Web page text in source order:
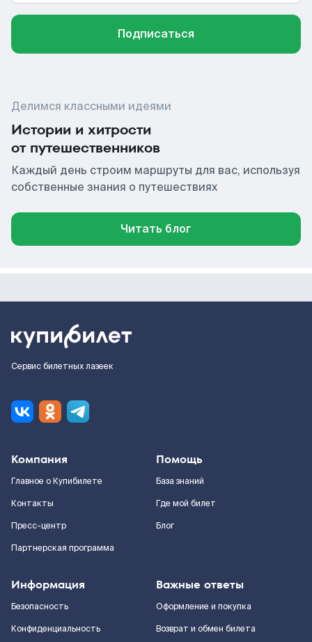
Подписаться
Делимся классными идеями
Истории и хитрости
от путешественников
Каждый день строим маршруты для вас, используя
собственные знания о путешествиях
Читать блог
Сервис билетных лазеек
Компания
Главное о Купибилете
Контакты
Пресс-центр
Партнерская программа
Помощь
База знаний
Где мой билет
Блог
Информация
Безопасность
Конфиденциальность
Важные ответы
Оформление и покупка
Возврат и обмен билета